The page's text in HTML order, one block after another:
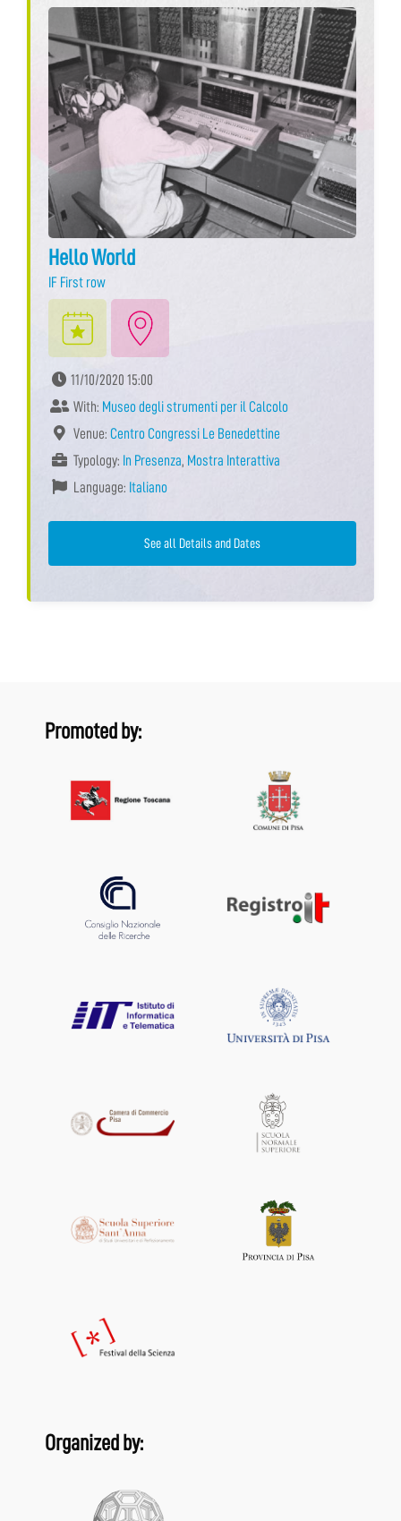
Hello World
IF First row
11/10/2020 15:00
With: Museo degli strumenti per il Calcolo
Venue: Centro Congressi Le Benedettine
Typology: In Presenza, Mostra Interattiva
Language: Italiano
See all Details and Dates
Promoted by:
Organized by: